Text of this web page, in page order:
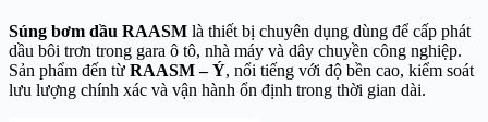
Súng bơm dầu RAASM là thiết bị chuyên dụng dùng để cấp phát
dầu bôi trơn trong gara ô tô, nhà máy và dây chuyền công nghiệp.
Sản phẩm đến từ RAASM– Ý, nổi tiếng với độ bền cao, kiểm soát
lưu lượng chính xác và vận hành ổn định trong thời gian dài.